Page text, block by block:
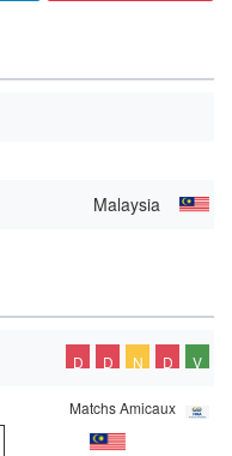
Malaysia
D D N D V
Matchs Amicaux